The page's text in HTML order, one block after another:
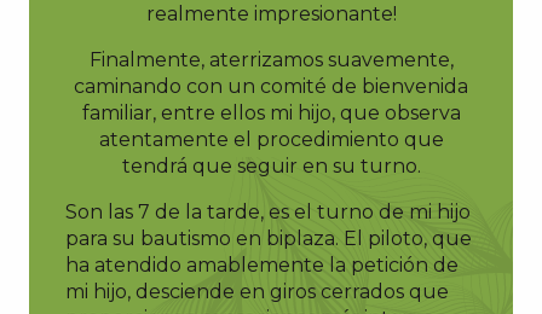
realmente impresionante!
Finalmente, aterrizamos suavemente,
caminando con un comité de bienvenida
familiar, entre ellos mi hijo, que observa
atentamente el procedimiento que
tendrá que seguir en su turno.
Son las 7 de la tarde, es el turno de mi hijo
para su bautismo en biplaza. El piloto, que
ha atendido amablemente la petición de
mi hijo, desciende en giros cerrados que